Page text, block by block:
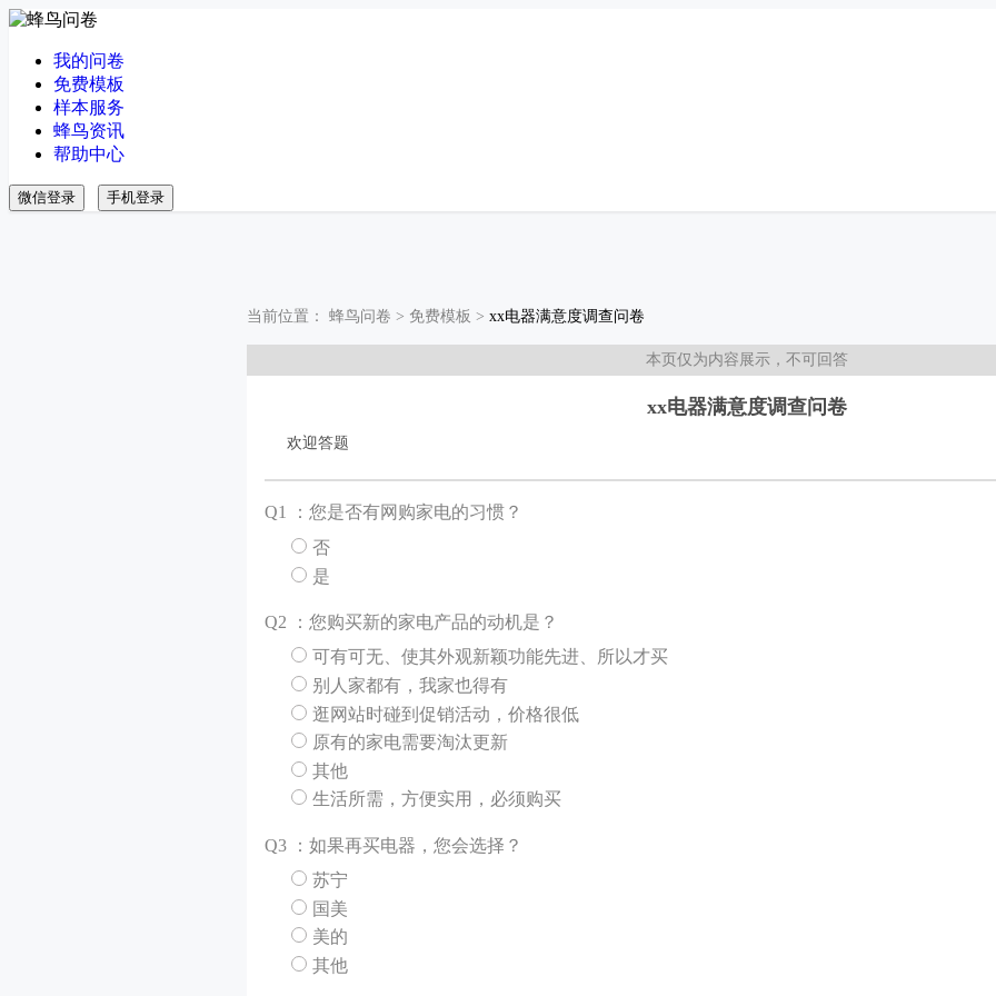
我的问卷
免费模板
样本服务
蜂鸟资讯
帮助中心
微信登录 手机登录
当前位置： 蜂鸟问卷 > 免费模板 > xx电器满意度调查问卷
本页仅为内容展示，不可回答
xx电器满意度调查问卷
欢迎答题
Q1 ：您是否有网购家电的习惯？
否
是
Q2 ：您购买新的家电产品的动机是？
可有可无、使其外观新颖功能先进、所以才买
别人家都有，我家也得有
逛网站时碰到促销活动，价格很低
原有的家电需要淘汰更新
其他
生活所需，方便实用，必须购买
Q3 ：如果再买电器，您会选择？
苏宁
国美
美的
其他